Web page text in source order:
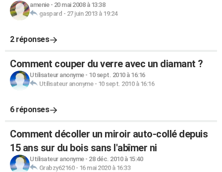
amenie- 20 mai 2008 à 13:38
gaspard - 27 juin 2013 à 19:24
2 réponses
Comment couper du verre avec un diamant ?
Utilisateur anonyme- 10 sept. 2010 à 16:16
Utilisateur anonyme- 10 sept. 2010 à 16:16
6 réponses
Comment décoller un miroir auto-collé depuis
15 ans sur du bois sans l'abîmer ni
Utilisateur anonyme- 28 déc. 2010 à 15:40
Grabzy62160- 16 mai 2020 à 16:33